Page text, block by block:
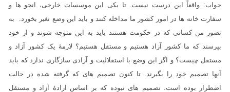
جواب: واقعاً این درست نیست. تا بکی این موسسات خارجی، انجو ها و
سفارت خانه ها در امور کشور ما مداخله کنند و باید این وضع تغیر بخورد. به
تصور من کسانی که در حکومت هستند باید به این متوجه شوند و از خود
بپرسند که ما کشور آزاد هستیم و مستقل هستیم؟ لازمۀ یک کشور آزاد و
مستقل چیست؟ و اگر این وضع با استقلالیت و آزادی سازگاری ندارد که باید
آنها تصمیم خود را بگیرند. تا کنون تصمیم های که گرفته شده در حالت
اضطرار بوده است. تصمیم های نبوده که بر اساس ارادۀ آزاد و مستقل